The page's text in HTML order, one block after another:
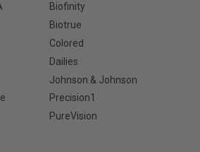
Biofinity
Biotrue
Colored
Dailies
Johnson & Johnson
Precision1
PureVision